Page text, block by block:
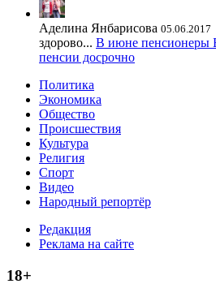
Аделина Янбарисова 05.06.2017
здорово... В июне пенсионеры
пенсии досрочно
Политика
Экономика
Общество
Происшествия
Культура
Религия
Спорт
Видео
Народный репортёр
Редакция
Реклама на сайте
18+